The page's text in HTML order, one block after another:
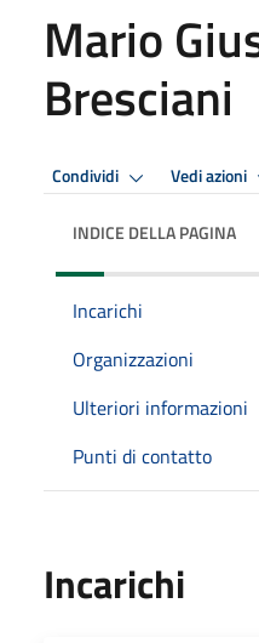
Mario
Bresciani
Condividi Vedi azioni
INDICE DELLA PAGINA
Incarichi
Organizzazioni
Ulteriori informazioni
Punti di contatto
Incarichi